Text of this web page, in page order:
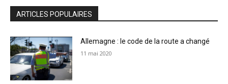
ARTICLES POPULAIRES
Allemagne : le code de la route a changé
11 mai 2020